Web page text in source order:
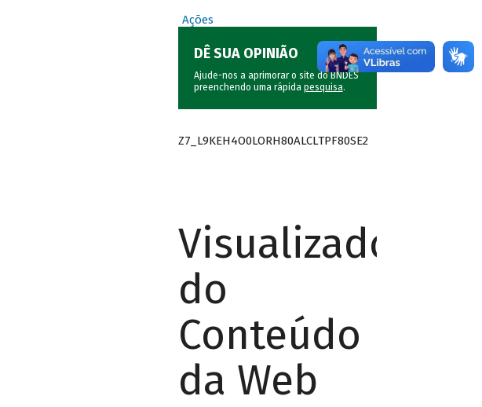
Ações
DÊ SUA OPINIÃO
Ajude-nos a aprimorar o site do BNDES
preenchendo uma rápida pesquisa.
Z7_L9KEH4O0LORH80ALCLTPF80SE2
Visualizador
do
Conteúdo
da Web